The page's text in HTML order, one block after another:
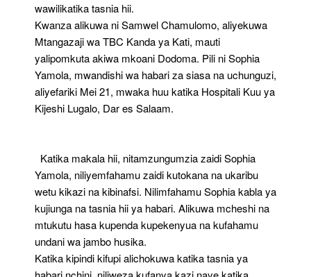
wawilikatika tasnia hii.
Kwanza alikuwa ni Samwel Chamulomo, aliyekuwa
Mtangazaji wa TBC Kanda ya Kati, mauti
yalipomkuta akiwa mkoani Dodoma. Pili ni Sophia
Yamola, mwandishi wa habari za siasa na uchunguzi,
aliyefariki Mei 21, mwaka huu katika Hospitali Kuu ya
Kijeshi Lugalo, Dar es Salaam.
Katika makala hii, nitamzungumzia zaidi Sophia
Yamola, niliyemfahamu zaidi kutokana na ukaribu
wetu kikazi na kibinafsi. Nilimfahamu Sophia kabla ya
kujiunga na tasnia hii ya habari. Alikuwa mcheshi na
mtukutu hasa kupenda kupekenyua na kufahamu
undani wa jambo husika.
Katika kipindi kifupi alichokuwa katika tasnia ya